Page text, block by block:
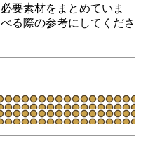
要素材をまとめていま
る際の参考にしてくださ